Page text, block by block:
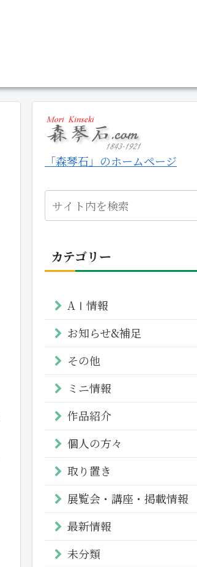
「森琴石」のホームページ
カテゴリー
AⅠ情報
お知らせ&補足
その他
ミニ情報
作品紹介
個人の方々
取り置き
展覧会・講座・掲載情報
最新情報
未分類